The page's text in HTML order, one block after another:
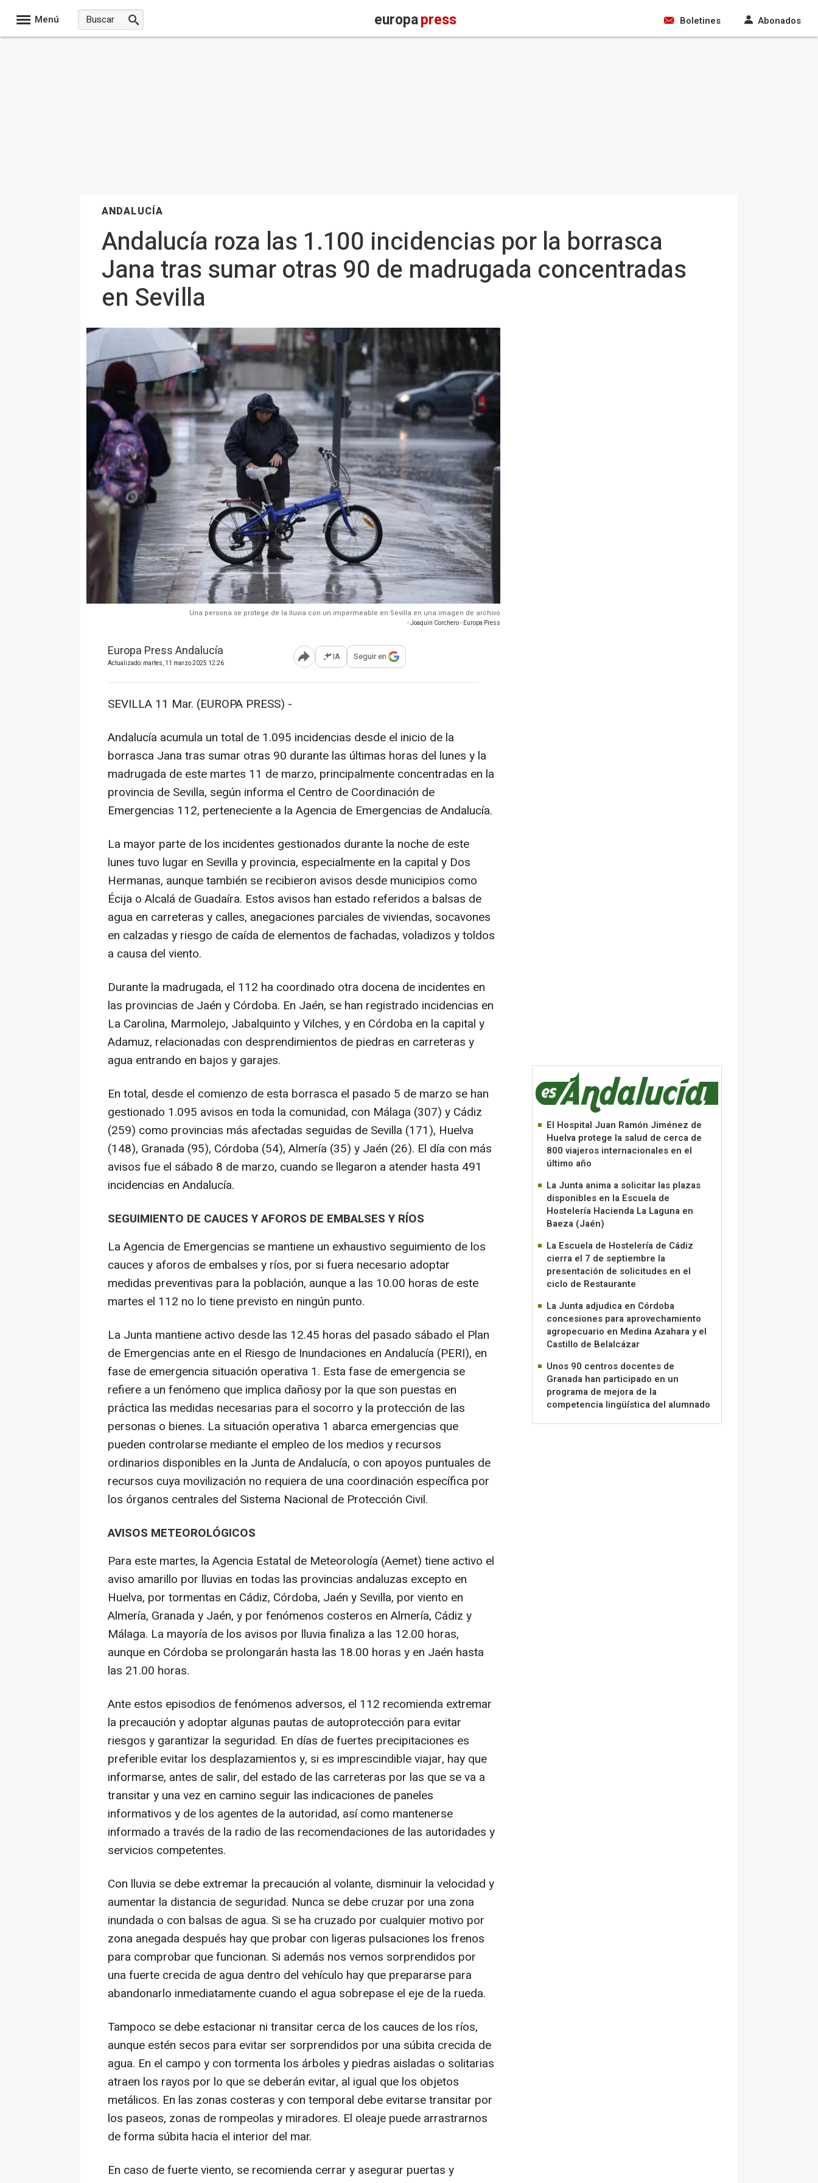
Menú europapress Boletines Abonados
ANDALUCÍA
Andalucía roza las 1.100 incidencias por la borrasca
Jana tras sumar otras 90 de madrugada concentradas
en Sevilla
Una persona se protege de la lluvia con un impermeable en Sevilla en una imagen de archivo
- Joaquin Corchero - Europa Press
Europa Press Andalucía
Actualizado: martes, 11 marzo 2025 12:26 Abrir opciones para compartir
IA Seguir en
SEVILLA 11 Mar. (EUROPA PRESS) -
Andalucía acumula un total de 1.095 incidencias desde el inicio de la
borrasca Jana tras sumar otras 90 durante las últimas horas del lunes y la
madrugada de este martes 11 de marzo, principalmente concentradas en la
provincia de Sevilla, según informa el Centro de Coordinación de
Emergencias 112, perteneciente a la Agencia de Emergencias de Andalucía.
La mayor parte de los incidentes gestionados durante la noche de este
lunes tuvo lugar en Sevilla y provincia, especialmente en la capital y Dos
Hermanas, aunque también se recibieron avisos desde municipios como
Écija o Alcalá de Guadaíra. Estos avisos han estado referidos a balsas de
agua en carreteras y calles, anegaciones parciales de viviendas, socavones
en calzadas y riesgo de caída de elementos de fachadas, voladizos y toldos
a causa del viento.
Durante la madrugada, el 112 ha coordinado otra docena de incidentes en
las provincias de Jaén y Córdoba. En Jaén, se han registrado incidencias en
La Carolina, Marmolejo, Jabalquinto y Vilches, y en Córdoba en la capital y
Adamuz, relacionadas con desprendimientos de piedras en carreteras y
agua entrando en bajos y garajes.
En total, desde el comienzo de esta borrasca el pasado 5 de marzo se han
gestionado 1.095 avisos en toda la comunidad, con Málaga (307) y Cádiz
(259) como provincias más afectadas seguidas de Sevilla (171), Huelva
(148), Granada (95), Córdoba (54), Almería (35) y Jaén (26). El día con más
avisos fue el sábado 8 de marzo, cuando se llegaron a atender hasta 491
incidencias en Andalucía.
SEGUIMIENTO DE CAUCES Y AFOROS DE EMBALSES Y RÍOS
La Agencia de Emergencias se mantiene un exhaustivo seguimiento de los
cauces y aforos de embalses y ríos, por si fuera necesario adoptar
medidas preventivas para la población, aunque a las 10.00 horas de este
martes el 112 no lo tiene previsto en ningún punto.
La Junta mantiene activo desde las 12.45 horas del pasado sábado el Plan
de Emergencias ante en el Riesgo de Inundaciones en Andalucía (PERI), en
fase de emergencia situación operativa 1. Esta fase de emergencia se
refiere a un fenómeno que implica dañosy por la que son puestas en
práctica las medidas necesarias para el socorro y la protección de las
personas o bienes. La situación operativa 1 abarca emergencias que
pueden controlarse mediante el empleo de los medios y recursos
ordinarios disponibles en la Junta de Andalucía, o con apoyos puntuales de
recursos cuya movilización no requiera de una coordinación específica por
los órganos centrales del Sistema Nacional de Protección Civil.
AVISOS METEOROLÓGICOS
Para este martes, la Agencia Estatal de Meteorología (Aemet) tiene activo el
aviso amarillo por lluvias en todas las provincias andaluzas excepto en
Huelva, por tormentas en Cádiz, Córdoba, Jaén y Sevilla, por viento en
Almería, Granada y Jaén, y por fenómenos costeros en Almería, Cádiz y
Málaga. La mayoría de los avisos por lluvia finaliza a las 12.00 horas,
aunque en Córdoba se prolongarán hasta las 18.00 horas y en Jaén hasta
las 21.00 horas.
Ante estos episodios de fenómenos adversos, el 112 recomienda extremar
la precaución y adoptar algunas pautas de autoprotección para evitar
riesgos y garantizar la seguridad. En días de fuertes precipitaciones es
preferible evitar los desplazamientos y, si es imprescindible viajar, hay que
informarse, antes de salir, del estado de las carreteras por las que se va a
transitar y una vez en camino seguir las indicaciones de paneles
informativos y de los agentes de la autoridad, así como mantenerse
informado a través de la radio de las recomendaciones de las autoridades y
servicios competentes.
Con lluvia se debe extremar la precaución al volante, disminuir la velocidad y
aumentar la distancia de seguridad. Nunca se debe cruzar por una zona
inundada o con balsas de agua. Si se ha cruzado por cualquier motivo por
zona anegada después hay que probar con ligeras pulsaciones los frenos
para comprobar que funcionan. Si además nos vemos sorprendidos por
una fuerte crecida de agua dentro del vehículo hay que prepararse para
abandonarlo inmediatamente cuando el agua sobrepase el eje de la rueda.
Tampoco se debe estacionar ni transitar cerca de los cauces de los ríos,
aunque estén secos para evitar ser sorprendidos por una súbita crecida de
agua. En el campo y con tormenta los árboles y piedras aisladas o solitarias
atraen los rayos por lo que se deberán evitar, al igual que los objetos
metálicos. En las zonas costeras y con temporal debe evitarse transitar por
los paseos, zonas de rompeolas y miradores. El oleaje puede arrastrarnos
de forma súbita hacia el interior del mar.
En caso de fuerte viento, se recomienda cerrar y asegurar puertas y
El Hospital Juan Ramón Jiménez de
Huelva protege la salud de cerca de
800 viajeros internacionales en el
último año
La Junta anima a solicitar las plazas
disponibles en la Escuela de
Hostelería Hacienda La Laguna en
Baeza (Jaén)
La Escuela de Hostelería de Cádiz
cierra el 7 de septiembre la
presentación de solicitudes en el
ciclo de Restaurante
La Junta adjudica en Córdoba
concesiones para aprovechamiento
agropecuario en Medina Azahara y el
Castillo de Belalcázar
Unos 90 centros docentes de
Granada han participado en un
programa de mejora de la
competencia lingüística del alumnado